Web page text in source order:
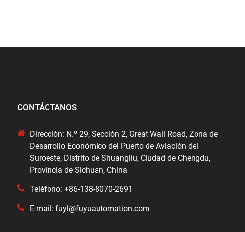
CONTÁCTANOS
Dirección: N.º 29, Sección 2, Great Wall Road, Zona de
Desarrollo Económico del Puerto de Aviación del
Suroeste, Distrito de Shuangliu, Ciudad de Chengdu,
Provincia de Sichuan, China
Teléfono: +86-138-8070-2691
E-mail: fuyl@fuyuautomation.com